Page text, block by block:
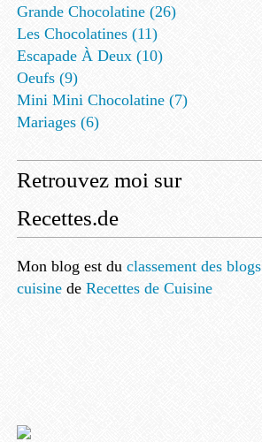
Grande Chocolatine (26)
Les Chocolatines (11)
Escapade À Deux (10)
Oeufs (9)
Mini Mini Chocolatine (7)
Mariages (6)
Retrouvez moi sur
Recettes.de
Mon blog est du classement des blogs
cuisine de Recettes de Cuisine